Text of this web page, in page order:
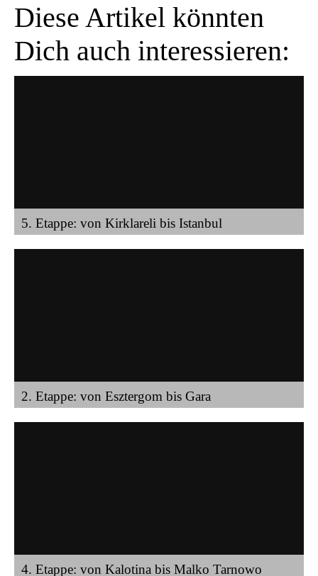
Diese Artikel könnten
Dich auch interessieren:
5. Etappe: von Kirklareli bis Istanbul
2. Etappe: von Esztergom bis Gara
4. Etappe: von Kalotina bis Malko Tarnowo